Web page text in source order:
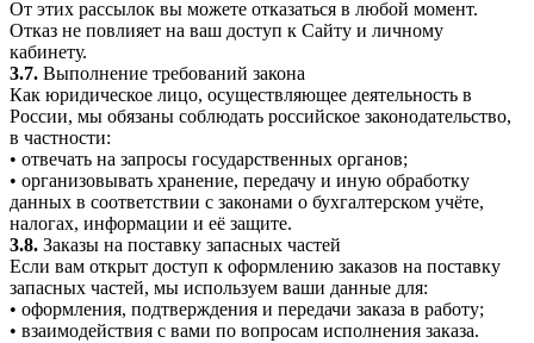
От этих рассылок вы можете отказаться в любой момент.
Отказ не повлияет на ваш доступ к Сайту и личному
кабинету.
3.7. Выполнение требований закона
Как юридическое лицо, осуществляющее деятельность в
России, мы обязаны соблюдать российское законодательство,
в частности:
• отвечать на запросы государственных органов;
• организовывать хранение, передачу и иную обработку
данных в соответствии с законами о бухгалтерском учёте,
налогах, информации и её защите.
3.8. Заказы на поставку запасных частей
Если вам открыт доступ к оформлению заказов на поставку
запасных частей, мы используем ваши данные для:
• оформления, подтверждения и передачи заказа в работу;
• взаимодействия с вами по вопросам исполнения заказа.